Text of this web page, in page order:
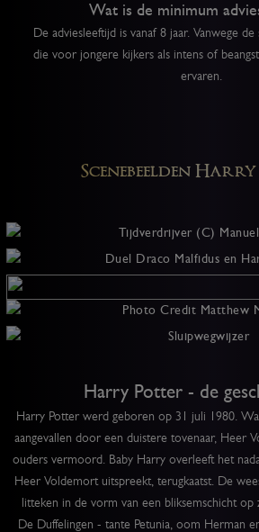
Wat is de minimum
De adviesleeftijd is vanaf 8 jaar. Vanwege
die voor jongere kijkers als intens of
ervaren.
Scenebeelden
Harry Potter - de
Harry Potter werd geboren op 31 juli 1980.
aangevallen door een duistere tovenaar, Heer
ouders vermoord. Baby Harry overleeft het
Heer Voldemort uitspreekt, terugkaatst. De
litteken in de vorm van een bliksemschicht op
De Duffelingen - tante Petunia, oom Herman